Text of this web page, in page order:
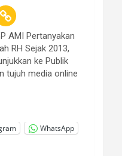
AMI Pertanyakan
RH Sejak 2013,
ke Publik
tujuh media online
WhatsApp